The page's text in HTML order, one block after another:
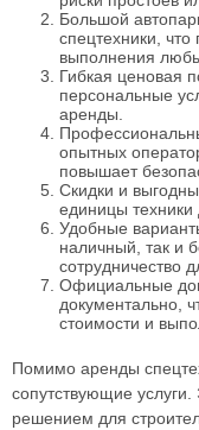
Большой
спецтехники,
выполнения
Гибкая ценовая
персональные
аренды.
опытных
повышает
Скидки и
единицы техники
Удобные
наличный, так и
сотрудничество
Официальные
документально,
стоимости и
Помимо аренды
сопутствующие
решением для